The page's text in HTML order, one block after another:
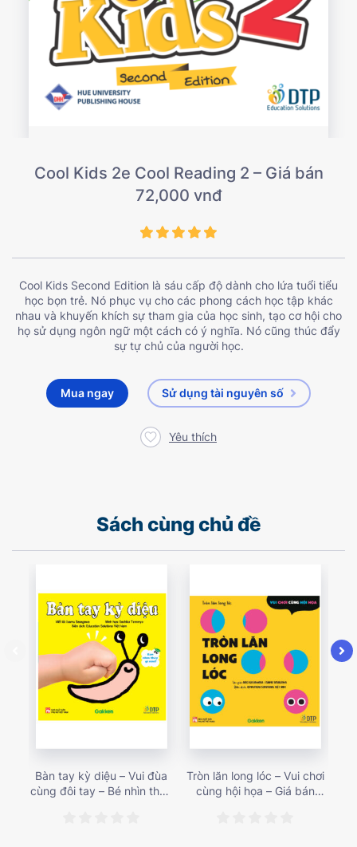
Cool Kids 2e Cool Reading 2 – Giá bán
72,000 vnđ
Cool Kids Second Edition là sáu cấp độ dành cho lứa tuổi tiểu
học bọn trẻ. Nó phục vụ cho các phong cách học tập khác
nhau và khuyến khích sự tham gia của học sinh, tạo cơ hội cho
họ sử dụng ngôn ngữ một cách có ý nghĩa. Nó cũng thúc đẩy
sự tự chủ của người học.
Mua ngay Sử dụng tài nguyên số
Yêu thích
Sách cùng chủ đề
Bàn tay kỳ diệu – Vui đùa
cùng đôi tay – Bé nhìn thấy
Tròn lăn long lóc – Vui chơi
cùng hội họa – Giá bán